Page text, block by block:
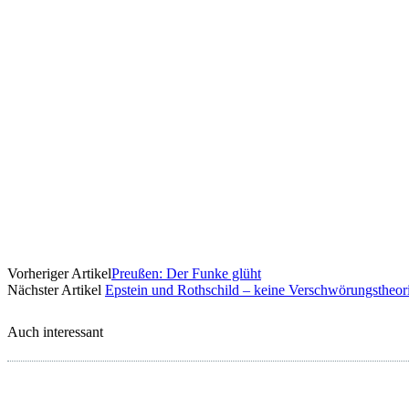
Vorheriger ArtikelPreußen: Der Funke glüht
Nächster Artikel Epstein und Rothschild – keine
Auch interessant